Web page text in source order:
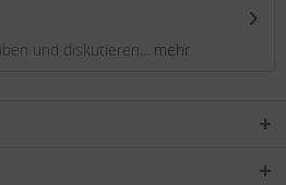
und diskutieren... mehr